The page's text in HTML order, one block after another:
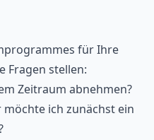
für Ihre
Fragen stellen:
Zeitraum abnehmen?
ich zunächst ein